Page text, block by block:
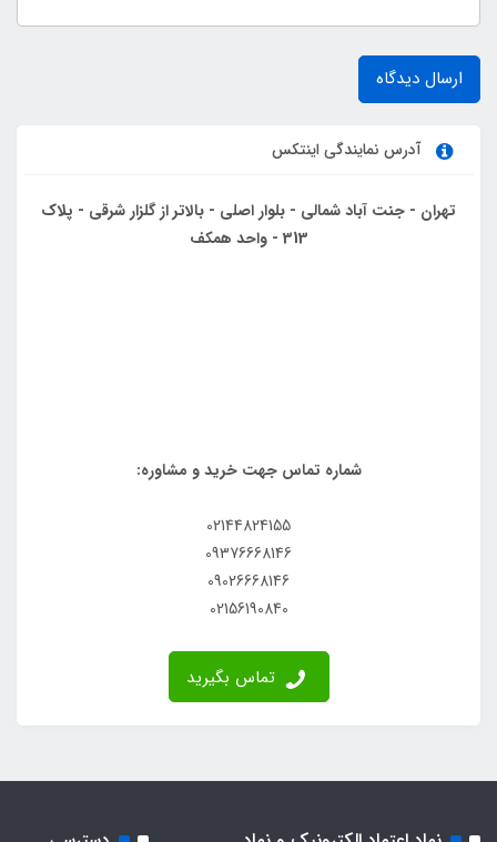
ارسال دیدگاه
آدرس نمایندگی اینتکس
تهران - جنت آباد شمالی - بلوار اصلی - بالاتر از گلزار شرقی - پلاک
313 - واحد همکف
شماره تماس جهت خرید و مشاوره:
02144824155
09376668146
09026668146
02156190840
تماس بگیرید